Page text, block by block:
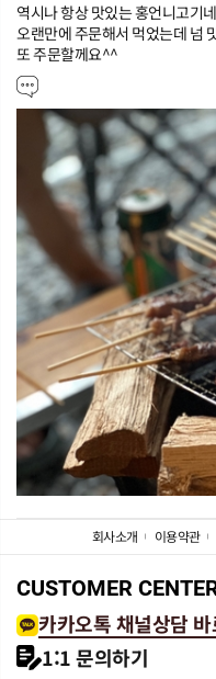
역시나 항상 맛있는 홍언니고기
오랜만에 주문해서 먹었는데 넘
또 주문할께요^^
회사소개 이용약관
CUSTOMER
카카오톡 채널상담
1:1 문의하기